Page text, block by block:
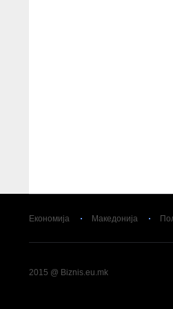
Економија Македонија
2015 @ Biznis.eu.mk